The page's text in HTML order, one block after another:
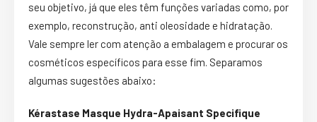
seu objetivo, já que eles têm funções variadas como, por
exemplo, reconstrução, anti oleosidade e hidratação.
Vale sempre ler com atenção a embalagem e procurar os
cosméticos específicos para esse fim. Separamos
algumas sugestões abaixo:
Kérastase Masque Hydra-Apaisant Specifique